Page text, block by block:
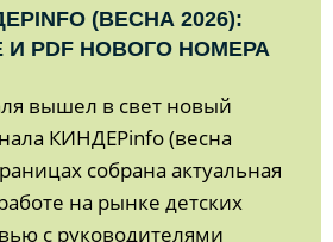
(ВЕСНА 2026):
PDF НОВОГО НОМЕРА
вышел в свет новый
КИНДЕРinfo (весна
собрана актуальная
на рынке детских
с руководителями